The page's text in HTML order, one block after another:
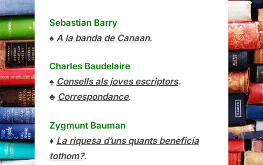
Sebastian Barry
♠ A la banda de Canaan.
Charles Baudelaire
♠ Consells als joves escriptors.
♣ Correspondance.
Zygmunt Bauman
♦ La riquesa d’uns quants beneficia
tothom?.